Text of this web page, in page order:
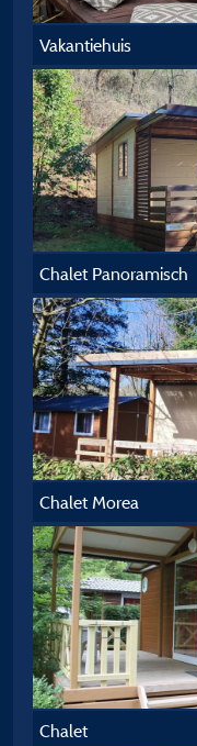
Vakantiehuis
Chalet Panoramisch
Chalet Morea
Chalet